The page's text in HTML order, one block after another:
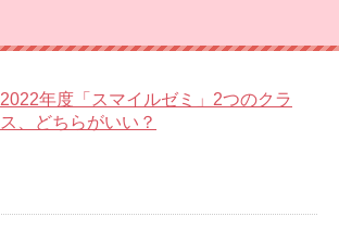
2022年度「スマイルゼミ」2つのクラ
ス、どちらがいい？